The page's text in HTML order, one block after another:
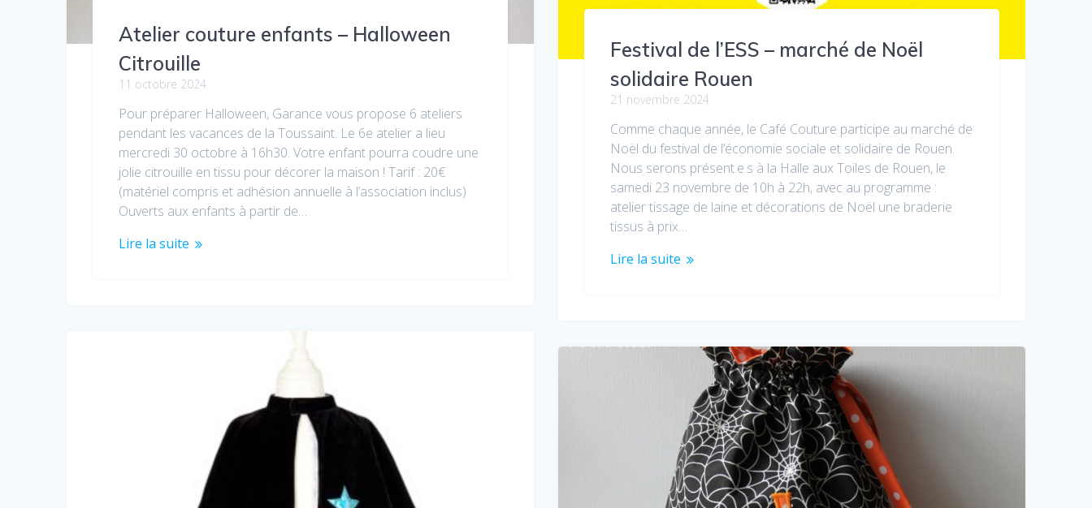
Festival de l’ESS – marché de Noël
solidaire Rouen
21 novembre 2024
Comme chaque année, le Café Couture participe au marché de
Noël du festival de l’économie sociale et solidaire de Rouen.
Nous serons présent.e.s à la Halle aux Toiles de Rouen, le
samedi 23 novembre de 10h à 22h, avec au programme :
atelier tissage de laine et décorations de Noël une braderie
tissus à prix…
Lire la suite
Atelier couture enfants – Halloween
Citrouille
11 octobre 2024
Pour préparer Halloween, Garance vous propose 6 ateliers
pendant les vacances de la Toussaint. Le 6e atelier a lieu
mercredi 30 octobre à 16h30. Votre enfant pourra coudre une
jolie citrouille en tissu pour décorer la maison ! Tarif : 20€
(matériel compris et adhésion annuelle à l’association inclus)
Ouverts aux enfants à partir de…
Lire la suite